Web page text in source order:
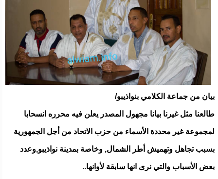
بيان من جماعة الكلامي بنواذيبو/
طالعنا مثل غيرنا بيانا مجهول المصدر يعلن فيه محرره انسحابا
لمجموعة غير محددة الأسماء من حزب الاتحاد من أجل الجمهورية
بسبب تجاهل وتهميش أطر الشمال, وخاصة بمدينة نواذيبو,وعدد
بعض الأسباب والتي نرى انها سابقة لأوانها..